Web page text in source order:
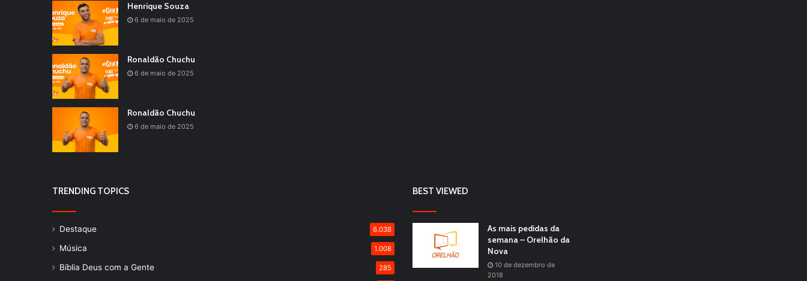
Henrique Souza
6 de maio de 2025
Ronaldão Chuchu
6 de maio de 2025
Ronaldão Chuchu
6 de maio de 2025
TRENDING TOPICS
Destaque 6.038
Música 1.008
Bíblia Deus com a Gente 285
BEST VIEWED
As mais pedidas da
semana – Orelhão da
Nova
10 de dezembro de
2018